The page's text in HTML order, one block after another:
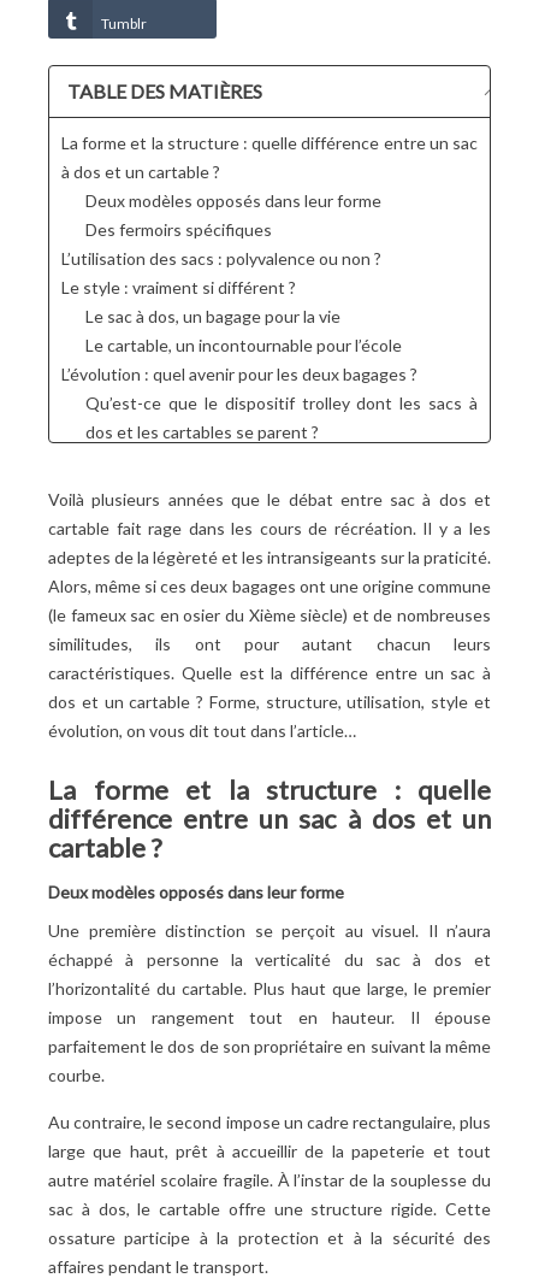
Tumblr
TABLE DES MATIÈRES
La forme et la structure : quelle différence entre un sac
à dos et un cartable ?
Deux modèles opposés dans leur forme
Des fermoirs spécifiques
L’utilisation des sacs : polyvalence ou non ?
Le style : vraiment si différent ?
Le sac à dos, un bagage pour la vie
Le cartable, un incontournable pour l’école
L’évolution : quel avenir pour les deux bagages ?
Qu’est-ce que le dispositif trolley dont les sacs à
dos et les cartables se parent ?
Voilà plusieurs années que le débat entre sac à dos et
cartable fait rage dans les cours de récréation. Il y a les
adeptes de la légèreté et les intransigeants sur la praticité.
Alors, même si ces deux bagages ont une origine commune
(le fameux sac en osier du Xième siècle) et de nombreuses
similitudes, ils ont pour autant chacun leurs
caractéristiques. Quelle est la différence entre un sac à
dos et un cartable ? Forme, structure, utilisation, style et
évolution, on vous dit tout dans l’article…
La forme et la structure : quelle
différence entre un sac à dos et un
cartable ?
Deux modèles opposés dans leur forme
Une première distinction se perçoit au visuel. Il n’aura
échappé à personne la verticalité du sac à dos et
l’horizontalité du cartable. Plus haut que large, le premier
impose un rangement tout en hauteur. Il épouse
parfaitement le dos de son propriétaire en suivant la même
courbe.
Au contraire, le second impose un cadre rectangulaire, plus
large que haut, prêt à accueillir de la papeterie et tout
autre matériel scolaire fragile. À l’instar de la souplesse du
sac à dos, le cartable offre une structure rigide. Cette
ossature participe à la protection et à la sécurité des
affaires pendant le transport.